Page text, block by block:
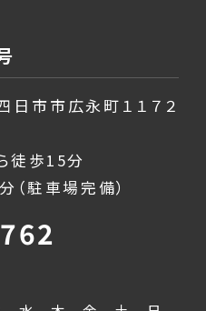
市市広永町１１７２
徒歩15分
（駐車場完備）